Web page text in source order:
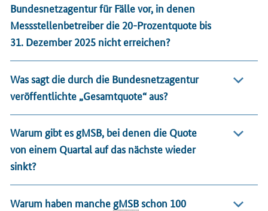
Bundesnetzagentur für Fälle vor, in denen
Messstellenbetreiber die 20-Prozentquote bis
31. Dezember 2025 nicht erreichen?
Was sagt die durch die Bundesnetzagentur
veröffentlichte „Gesamtquote“ aus?
Warum gibt es gMSB, bei denen die Quote
von einem Quartal auf das nächste wieder
sinkt?
Warum haben manche gMSB schon 100